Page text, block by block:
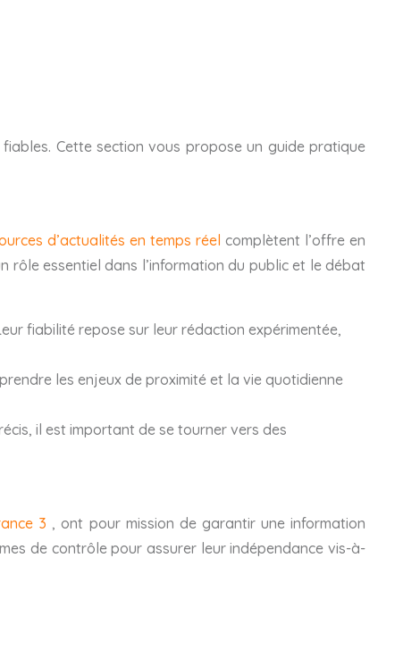
Cette section vous propose un guide pratique
d’actualités en temps réel complètent l’offre en
rôle essentiel dans l’information du public et le débat
fiabilité repose sur leur rédaction expérimentée,
les enjeux de proximité et la vie quotidienne
il est important de se tourner vers des
3 , ont pour mission de garantir une information
de contrôle pour assurer leur indépendance vis-à-